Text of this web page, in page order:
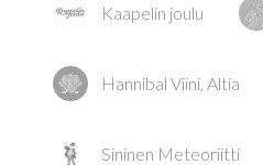
Kaapelin joulu
Hannibal Viini, Altia
Sininen Meteoriitti